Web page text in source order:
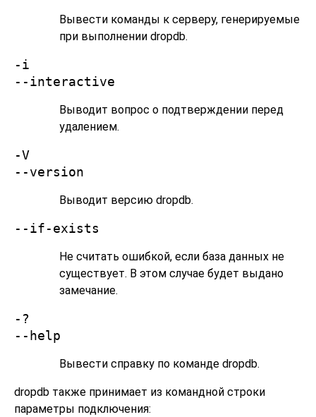
Вывести команды к серверу, генерируемые
при выполнении dropdb.
-i
--interactive
Выводит вопрос о подтверждении перед
удалением.
-V
--version
Выводит версию dropdb.
--if-exists
Не считать ошибкой, если база данных не
существует. В этом случае будет выдано
замечание.
-?
--help
Вывести справку по команде dropdb.
dropdb также принимает из командной строки
параметры подключения: